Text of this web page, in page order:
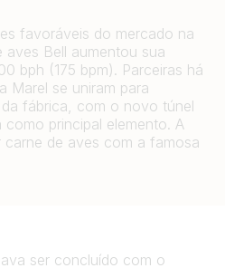
favoráveis do mercado na
Bell aumentou sua
bph (175 bpm). Parceiras há
Marel se uniram para
fábrica, com o novo túnel
como principal elemento. A
carne de aves com a famosa
ser concluído com o